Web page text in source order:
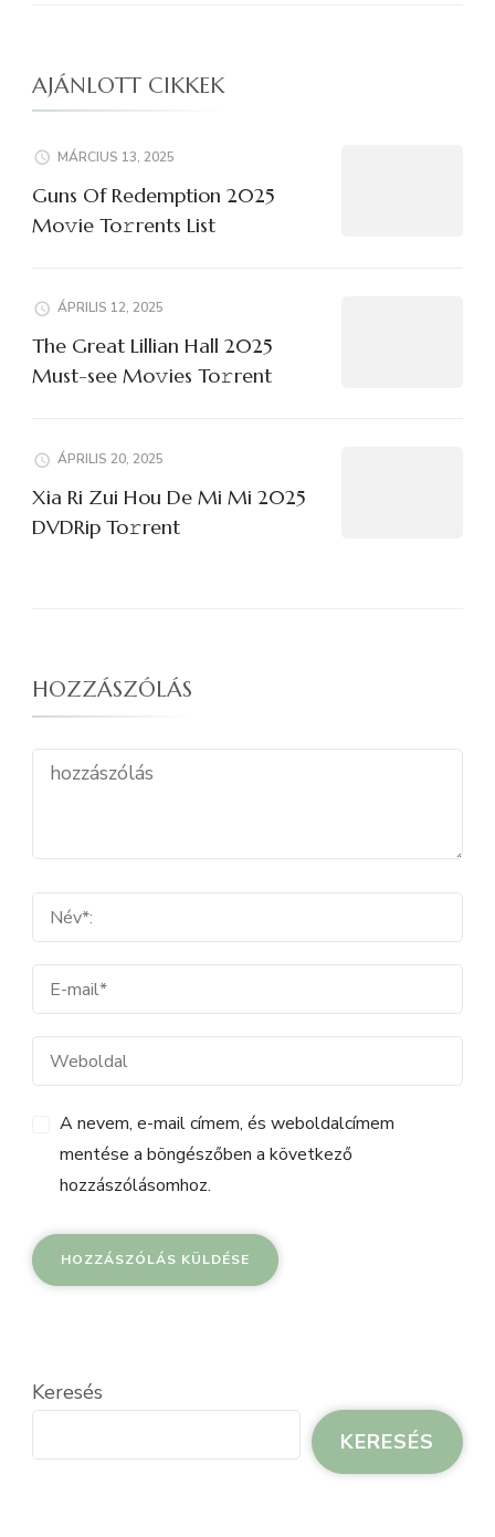
AJÁNLOTT CIKKEK
MÁRCIUS 13, 2025
Guns Of Redemption 2025
Mo𝚟ie To𝚛rents List
ÁPRILIS 12, 2025
The Great Lillian Hall 2025
Must-see Mo𝚟ies To𝚛rent
ÁPRILIS 20, 2025
Xia Ri Zui Hou De Mi Mi 2025
DVDRip To𝚛rent
HOZZÁSZÓLÁS
A nevem, e-mail címem, és weboldalcímem
mentése a böngészőben a következő
hozzászólásomhoz.
Keresés
KERESÉS